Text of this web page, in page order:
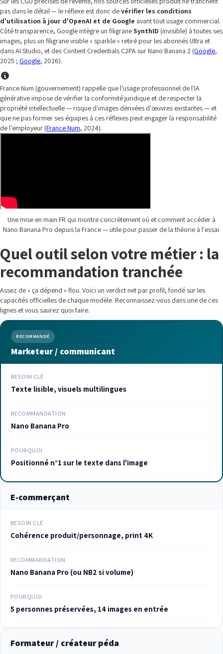
pas dans le détail — le réflexe est donc devérifier les conditions
d'utilisation à jour d'OpenAI et de Google avant tout usage commercial.
Côté transparence, Google intègre un filigraneSynthID (invisible) à toutes ses
images, plus un filigrane visible « sparkle » retiré pour les abonnés Ultra et
dans AI Studio, et des Content Credentials C2PA sur Nano Banana 2 (Google,
2025 ; Google, 2026).
France Num (gouvernement) rappelle que l'usage professionnel de l'IA
générative impose de vérifier la conformité juridique et de respecter la
propriété intellectuelle — risque d'images dérivées d'œuvres existantes — et
que ne pas former ses équipes à ces réflexes peut engager la responsabilité
de l'employeur (France Num, 2024).
Une mise en main FR qui montre concrètement où et comment accéder à
Nano Banana Pro depuis la France — utile pour passer de la théorie à l'essai.
Quel outil selon votre métier : la
recommandation tranchée
Assez de « ça dépend » flou. Voici un verdict net par profil, fondé sur les
capacités officielles de chaque modèle. Reconnaissez-vous dans une de ces
lignes et vous saurez quoi faire.
RECOMMANDÉ
Marketeur / communicant
BESOIN CLÉ
Texte lisible, visuels multilingues
RECOMMANDATION
Nano Banana Pro
POURQUOI
Positionné n°1 sur le texte dans l'image
E-commerçant
BESOIN CLÉ
Cohérence produit/personnage, print 4K
RECOMMANDATION
Nano Banana Pro (ou NB2 si volume)
POURQUOI
5 personnes préservées, 14 images en entrée
Formateur / créateur péda